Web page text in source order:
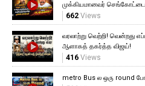
முக்கியமானவர்
662Views
வரலாற்று வெற்றி! வென்றது
ஆளாகத் தகர்த்த விஜய்!
416Views
metro Bus ல ஒரு round